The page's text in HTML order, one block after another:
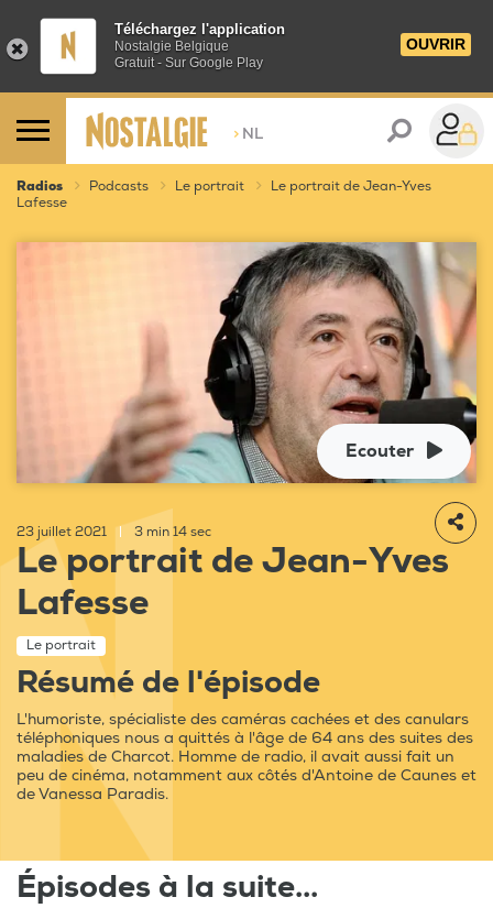
Téléchargez l'application
Nostalgie Belgique
Gratuit - Sur Google Play
OUVRIR
> NL
Radios Podcasts Le portrait
Le portrait de Jean-Yves
Lafesse
Ecouter
23 juillet 2021 3 min 14 sec
Le portrait de Jean-Yves
Lafesse
Le portrait
Résumé de l'épisode
L'humoriste, spécialiste des caméras cachées et des canulars
téléphoniques nous a quittés à l'âge de 64 ans des suites des
maladies de Charcot. Homme de radio, il avait aussi fait un
peu de cinéma, notamment aux côtés d'Antoine de Caunes et
de Vanessa Paradis.
Épisodes à la suite...